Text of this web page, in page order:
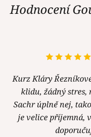
Hodnocení
Kurz Kláry
klidu, žádný stres,
Sachr úplně nej,
je velice příjemná,